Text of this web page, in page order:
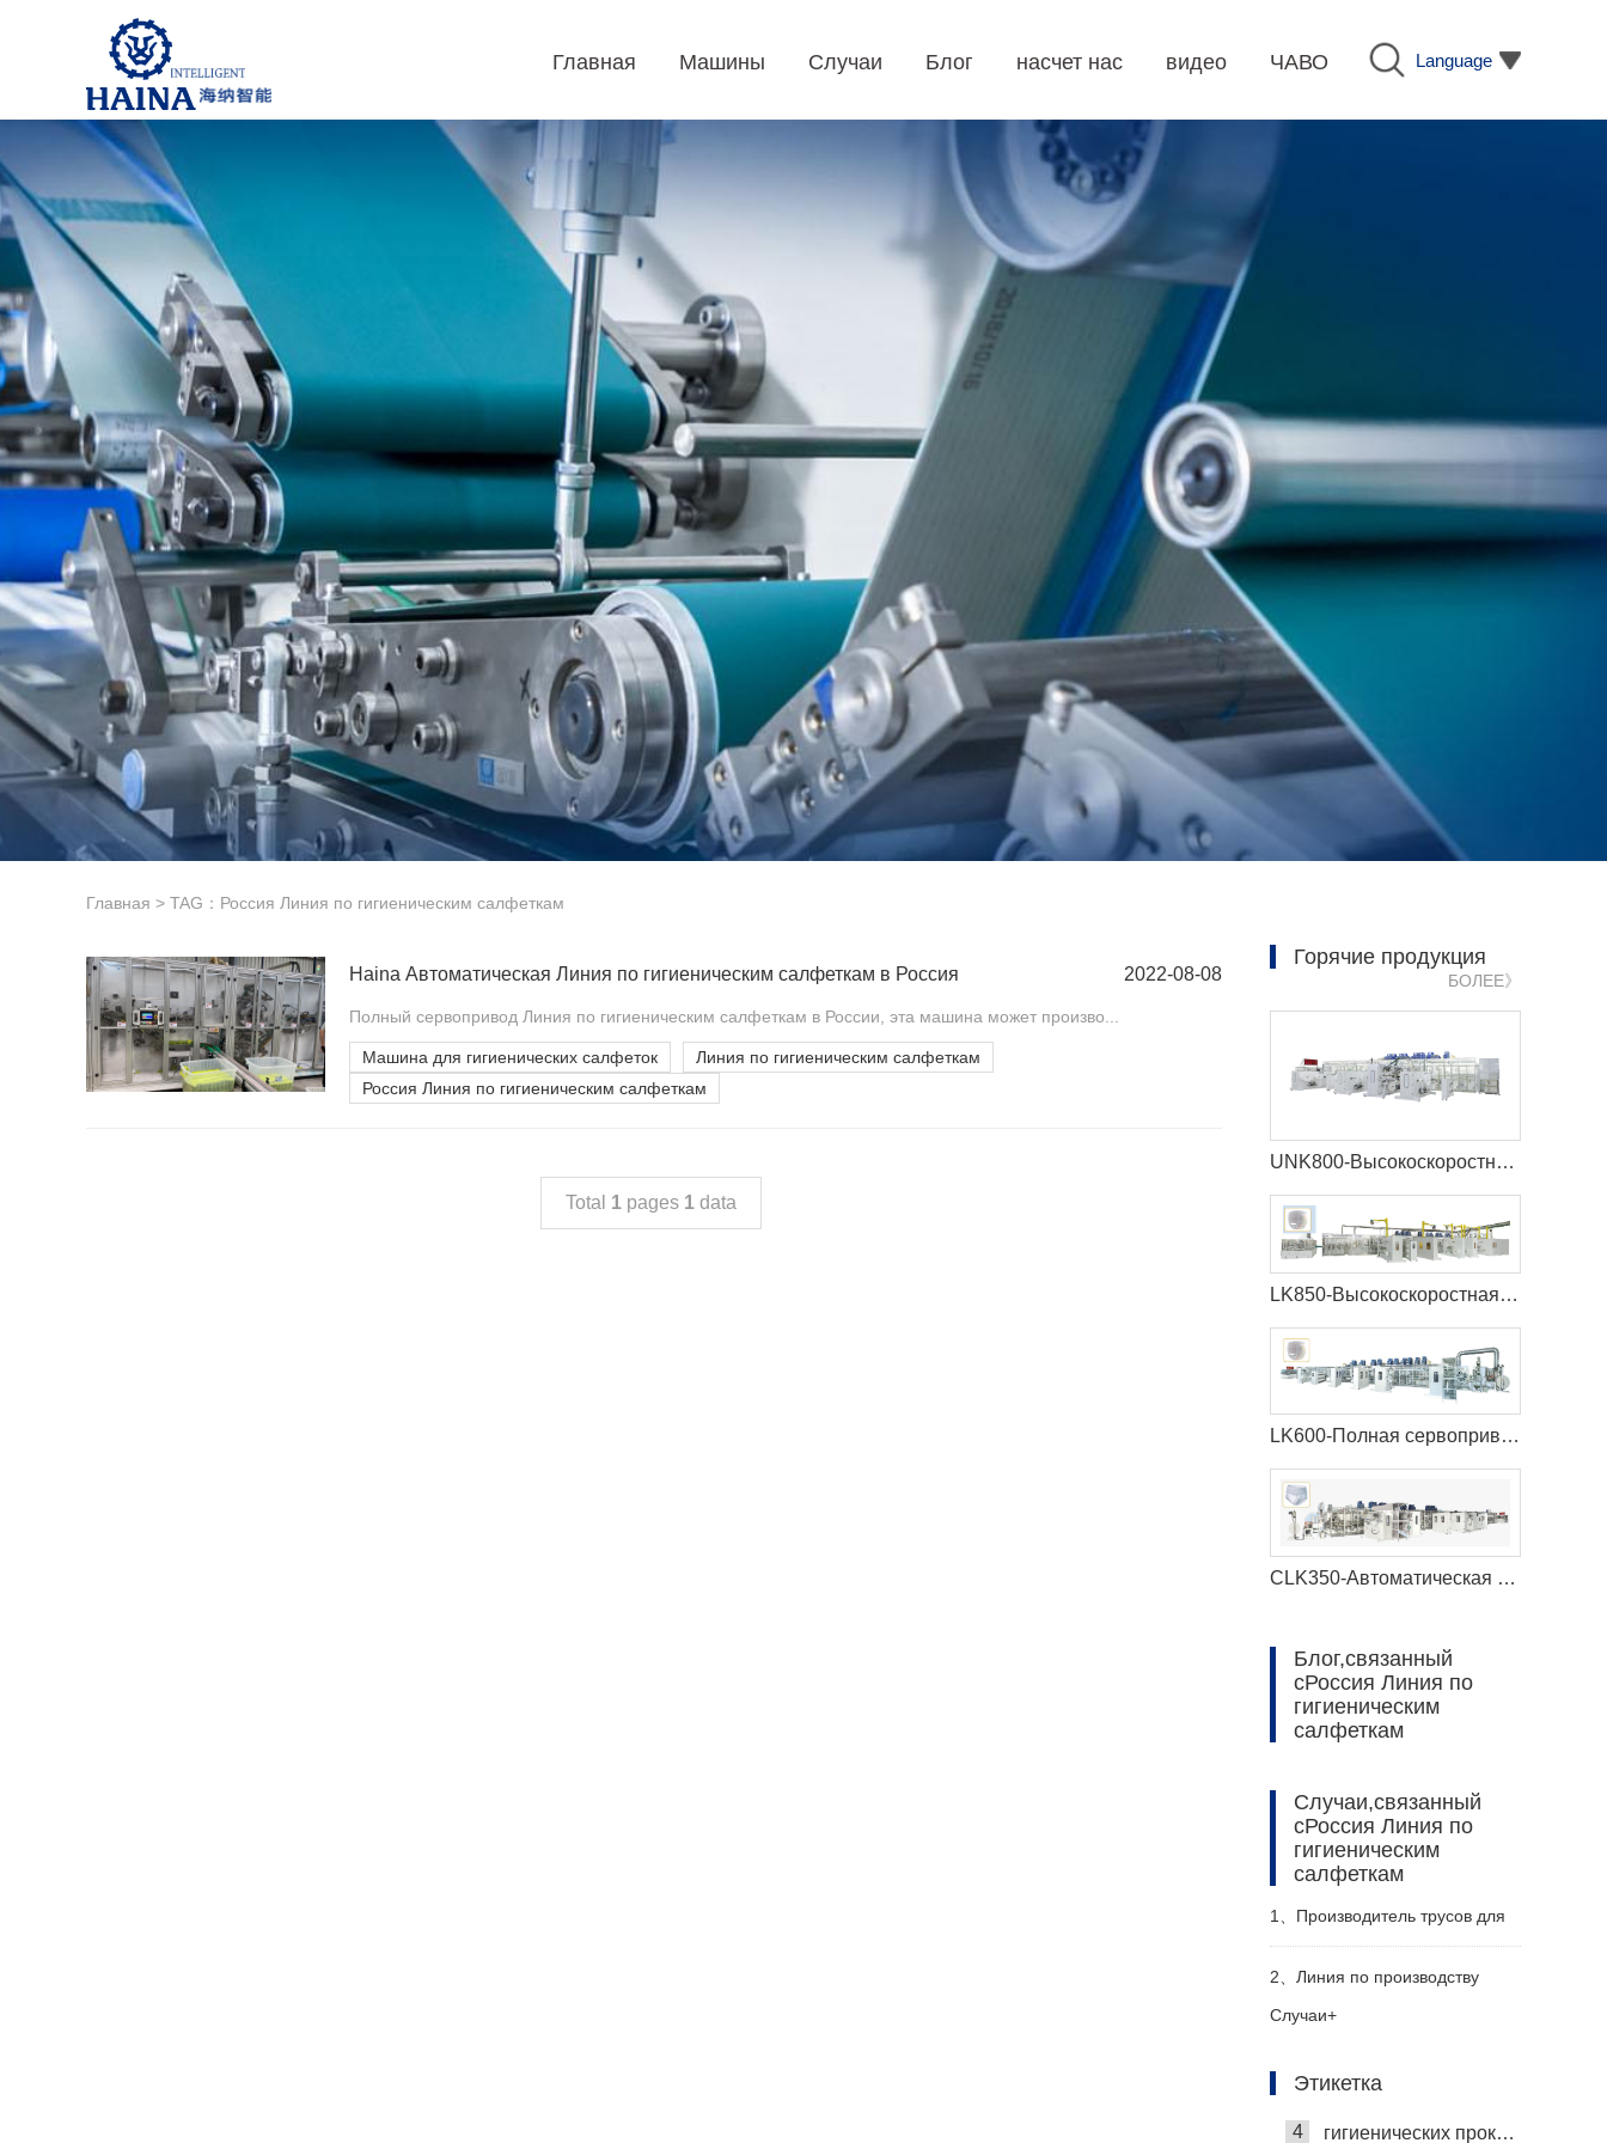
Language
Главная Машины Случаи Блог насчет нас видео ЧАВО
Главная > TAG：Россия Линия по гигиеническим салфеткам
Haina Автоматическая Линия по гигиеническим салфеткам в Россия 2022-08-08
Полный сервопривод Линия по гигиеническим салфеткам в России, эта машина может произво...
Машина для гигиенических салфеток
Линия по гигиеническим салфеткам
Россия Линия по гигиеническим салфеткам
Total 1 pages 1 data
Горячие продукция
БОЛЕЕ》
UNK800-Высокоскоростная машина для детских подгузников
LK850-Высокоскоростная машина для производства детских подгузников
LK600-Полная сервоприводная машина для производства детских подгузников
CLK350-Автоматическая машина для производства менструальных трусов с полным сервоприводом
Блог,связанный
сРоссия Линия по
гигиеническим
салфеткам
Случаи,связанный
сРоссия Линия по
гигиеническим
салфеткам
1、 Производитель трусов для
взрослых Haina помогает
эффективно производить
2、 Линия по производству
Haina помогает клиентам из
Случаи+
Этикетка
Самая лучшая машина для подгузников
1 машины для взрослых брюк